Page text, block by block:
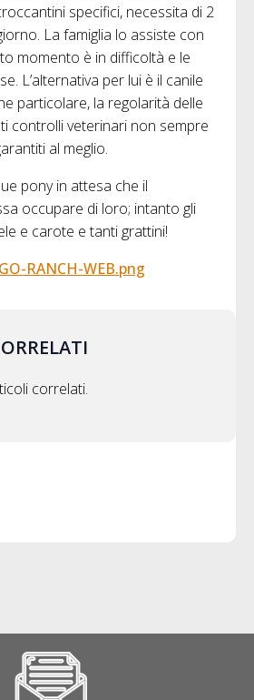
specifici, necessita di 2
La famiglia lo assiste con
momento è in difficoltà e le
L’alternativa per lui è il canile
particolare, la regolarità delle
controlli veterinari non sempre
al meglio.
pony in attesa che il
occupare di loro; intanto gli
e carote e tanti grattini!
RANCH-WEB.png
correlati.